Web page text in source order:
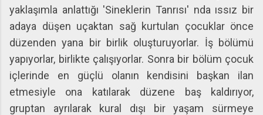
yaklaşımla anlattığı 'Sineklerin Tanrısı' nda ıssız bir
adaya düşen uçaktan sağ kurtulan çocuklar önce
düzenden yana bir birlik oluşturuyorlar. İş bölümü
yapıyorlar, birlikte çalışıyorlar. Sonra bir bölüm çocuk
içlerinde en güçlü olanın kendisini başkan ilan
etmesiyle ona katılarak düzene baş kaldırıyor,
gruptan ayrılarak kural dışı bir yaşam sürmeye